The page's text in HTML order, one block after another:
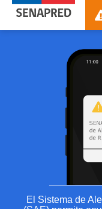
contenido
El Sistema de